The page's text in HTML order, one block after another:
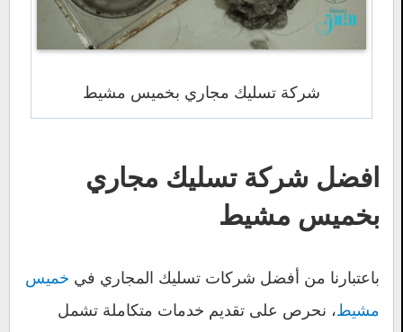
شركة تسليك مجاري بخميس مشيط
افضل شركة تسليك مجاري
بخميس مشيط
باعتبارنا من أفضل شركات تسليك المجاري في خميس
مشيط، نحرص على تقديم خدمات متكاملة تشمل